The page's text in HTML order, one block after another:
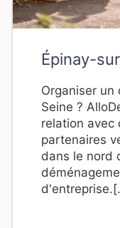
Épinay-
Organiser un
Seine ?
relation avec
partenaires
dans le nord